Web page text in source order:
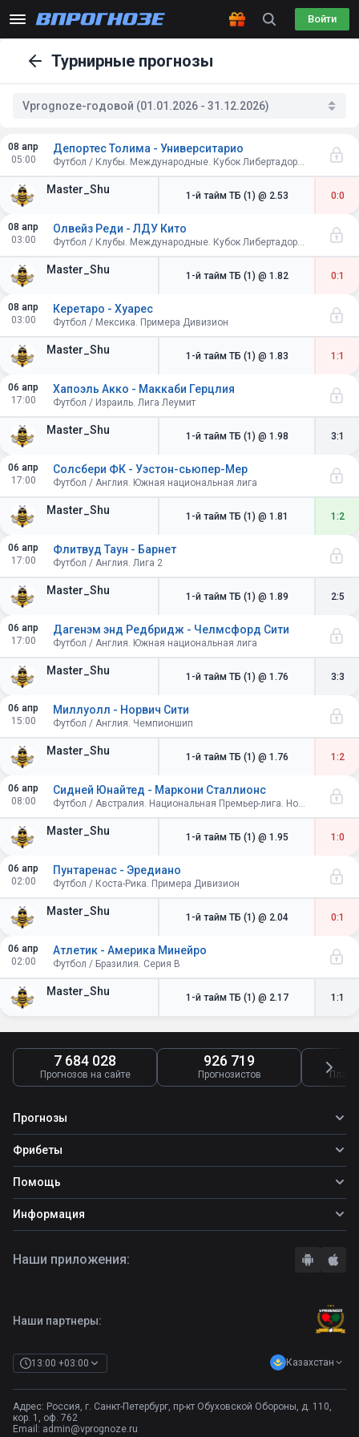
Войти
Турнирные прогнозы
Vprognoze-годовой (01.01.2026 - 31.12.2026)
08 апр
05:00
Master_Shu
Депортес Толима - Университарио
Футбол / Клубы. Международные. Кубок Либертадорес. Групповой этап
1-й тайм ТБ (1) @ 2.53 0:0
08 апр
03:00
Master_Shu
Олвейз Реди - ЛДУ Кито
Футбол / Клубы. Международные. Кубок Либертадорес. Групповой этап
1-й тайм ТБ (1) @ 1.82 0:1
08 апр
03:00
Master_Shu
Керетаро - Хуарес
Футбол / Мексика. Примера Дивизион
1-й тайм ТБ (1) @ 1.83 1:1
06 апр
17:00
Master_Shu
Хапоэль Акко - Маккаби Герцлия
Футбол / Израиль. Лига Леумит
1-й тайм ТБ (1) @ 1.98 3:1
06 апр
17:00
Master_Shu
Солсбери ФК - Уэстон-сьюпер-Мер
Футбол / Англия. Южная национальная лига
1-й тайм ТБ (1) @ 1.81 1:2
06 апр
17:00
Master_Shu
Флитвуд Таун - Барнет
Футбол / Англия. Лига 2
1-й тайм ТБ (1) @ 1.89 2:5
06 апр
17:00
Master_Shu
Дагенэм энд Редбридж - Челмсфорд Сити
Футбол / Англия. Южная национальная лига
1-й тайм ТБ (1) @ 1.76 3:3
06 апр
15:00
Master_Shu
Миллуолл - Норвич Сити
Футбол / Англия. Чемпионшип
1-й тайм ТБ (1) @ 1.76 1:2
06 апр
08:00
Master_Shu
Сидней Юнайтед - Маркони Сталлионс
Футбол / Австралия. Национальная Премьер-лига. Новый Южный Уэльс
1-й тайм ТБ (1) @ 1.95 1:0
06 апр
02:00
Master_Shu
Пунтаренас - Эредиано
Футбол / Коста-Рика. Примера Дивизион
1-й тайм ТБ (1) @ 2.04 0:1
06 апр
02:00
Master_Shu
Атлетик - Америка Минейро
Футбол / Бразилия. Серия B
1-й тайм ТБ (1) @ 2.17 1:1
7 684 028
Прогнозов на сайте
926 719
Прогнозистов
Прогнозы
Все прогнозы
Топ ставок
Прогнозы на футбол
Фрибеты
Фрибеты
Фрибет Ubet
Фрибет Фонбет
Фрибет Олимпбет
Помощь
Школа ставок
Вопросы и ответы
Информация
Правила
Наши партнеры:
13:00 +03:00 Казахстан
Адрес: Россия, г. Санкт-Петербург, пр-кт Обуховской Обороны, д. 110,
кор. 1, оф. 762
Email: admin@vprognoze.ru
Наши приложения: